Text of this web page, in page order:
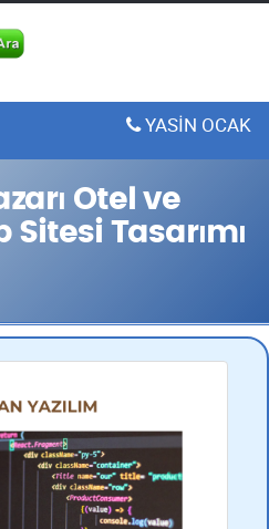
YASİN OCAK
Otel ve
Sitesi Tasarımı